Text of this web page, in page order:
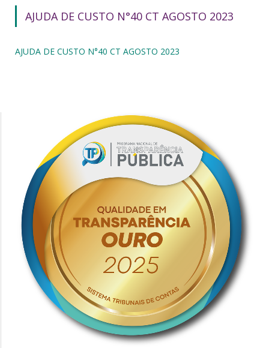
AJUDA DE CUSTO N°40 CT AGOSTO 2023
AJUDA DE CUSTO N°40 CT AGOSTO 2023